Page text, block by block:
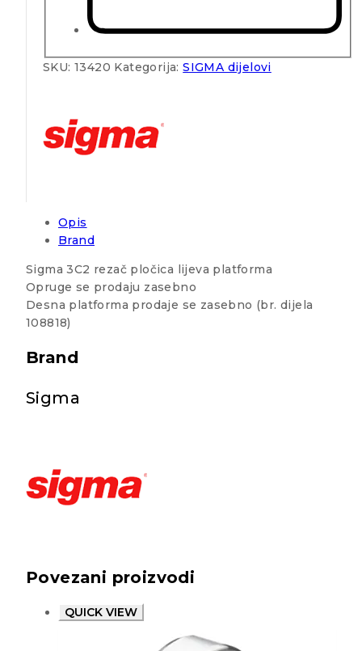
SKU: 13420 Kategorija:SIGMA dijelovi
Opis
Brand
Sigma 3C2 rezač pločica lijeva platforma
Opruge se prodaju zasebno
Desna platforma prodaje se zasebno (br. dijela
108818)
Brand
Sigma
Povezani proizvodi
QUICK VIEW